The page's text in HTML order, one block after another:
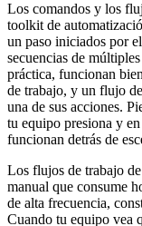
Los comandos y los
toolkit de
un paso iniciados por
secuencias de
práctica, funcionan
de trabajo, y un flujo
una de sus acciones.
tu equipo presiona y
funcionan detrás de
Los flujos de trabajo
manual que consume
de alta frecuencia,
Cuando tu equipo vea